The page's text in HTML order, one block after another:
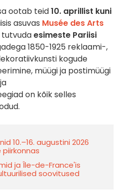
ootab teid10. aprillist kuni
asuvas Musée des Arts
tutvudaesimeste Pariisi
1850-1925 reklaami-,
kogude
müügi ja postimüügi
on kõik selles
10.–16. augustini 2026
ja Île-de-France'is
soovitused